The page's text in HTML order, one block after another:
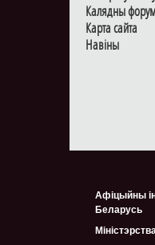
Калядны
Карта сайта
Навiны
Афіцыйны
Беларусь